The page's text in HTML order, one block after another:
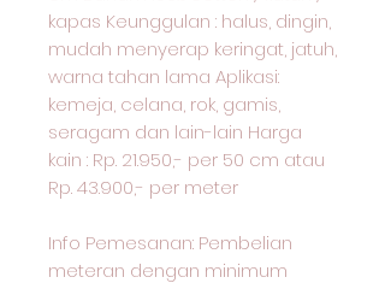
kapas Keunggulan : halus, dingin,
mudah menyerap keringat, jatuh,
warna tahan lama Aplikasi:
kemeja, celana, rok, gamis,
seragam dan lain-lain Harga
kain : Rp. 21.950,- per 50 cm atau
Rp. 43.900,- per meter
Info Pemesanan: Pembelian
meteran dengan minimum